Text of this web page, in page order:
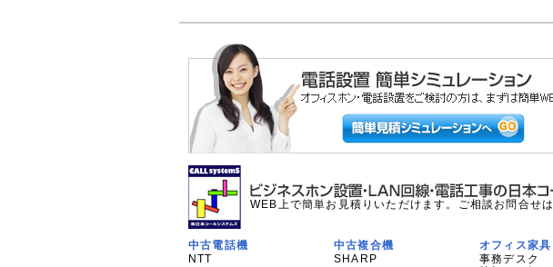
WEB上で簡単お見積りいただけます。ご相談お問合せは
中古電話機
NTT
中古複合機
SHARP
オフィス家具
事務デスク